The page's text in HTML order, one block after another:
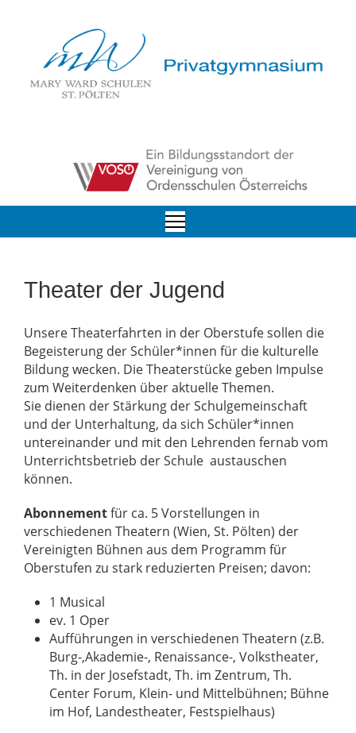
Theater der Jugend
Unsere Theaterfahrten in der Oberstufe sollen die
Begeisterung der Schüler*innen für die kulturelle
Bildung wecken. Die Theaterstücke geben Impulse
zum Weiterdenken über aktuelle Themen.
Sie dienen der Stärkung der Schulgemeinschaft
und der Unterhaltung, da sich Schüler*innen
untereinander und mit den Lehrenden fernab vom
Unterrichtsbetrieb der Schule austauschen
können.
Abonnementfür ca. 5 Vorstellungen in
verschiedenen Theatern (Wien, St. Pölten) der
Vereinigten Bühnen aus dem Programm für
Oberstufen zu stark reduzierten Preisen; davon:
1 Musical
ev. 1 Oper
Aufführungen in verschiedenen Theatern (z.B.
Burg-,Akademie-, Renaissance-, Volkstheater,
Th. in der Josefstadt, Th. im Zentrum, Th.
Center Forum, Klein- und Mittelbühnen; Bühne
im Hof, Landestheater, Festspielhaus)